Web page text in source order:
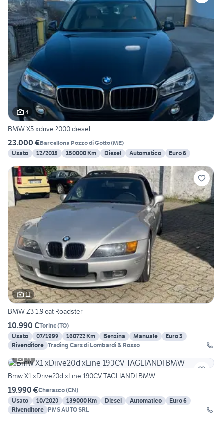
4
BMW X5 xdrive 2000 diesel
23.000 €Barcellona Pozzo di Gotto(ME)
Usato
12/2015 150000 Km Diesel Automatico Euro 6
11
BMW Z3 1.9 cat Roadster
10.990 €Torino(TO)
Usato
07/1999 160722 Km Benzina Manuale
Euro 3
Rivenditore Trading Cars di Lombardi & Rosso
24
Bmw X1 xDrive20d xLine 190CV TAGLIANDI BMW
19.990 €Cherasco(CN)
Usato
10/2020 139000 Km Diesel Automatico
Euro 6
Rivenditore PMS AUTO SRL